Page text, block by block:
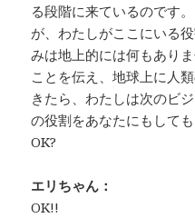
る段階に来ているのです
が、わたしがここにいる
みは地上的には何もあり
ことを伝え、地球上に人
きたら、わたしは次のビ
の役割をあなたにもして
OK?
エリちゃん：
OK!!